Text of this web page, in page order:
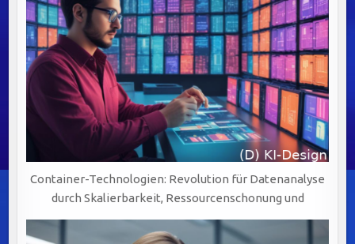
Container-Technologien: Revolution für Datenanalyse
durch Skalierbarkeit, Ressourcenschonung und